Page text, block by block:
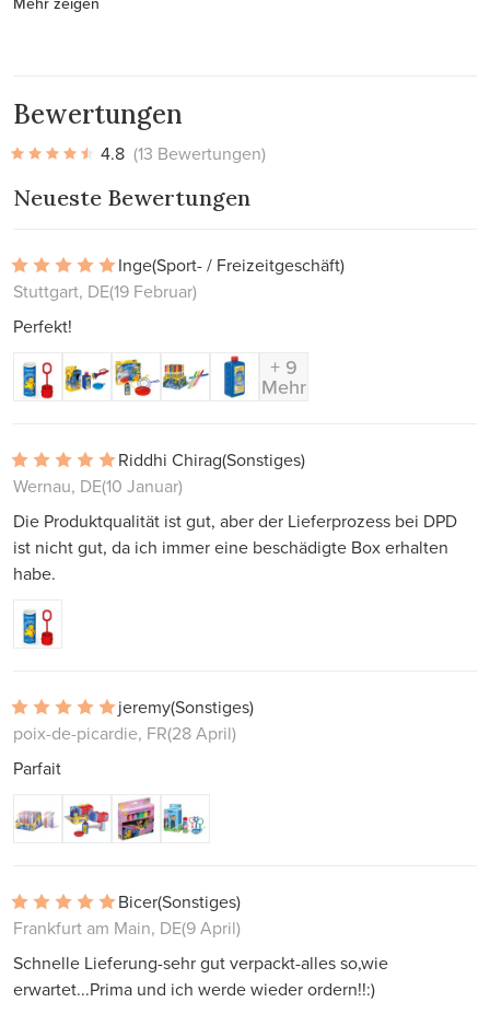
Bewertungen
4.8 (13 Bewertungen)
Neueste Bewertungen
Inge(Sport- / Freizeitgeschäft)
Stuttgart, DE(19 Februar)
Perfekt!
+ 9
Mehr
Riddhi Chirag(Sonstiges)
Wernau, DE(10 Januar)
Die Produktqualität ist gut, aber der Lieferprozess bei DPD
ist nicht gut, da ich immer eine beschädigte Box erhalten
habe.
jeremy(Sonstiges)
poix-de-picardie, FR(28 April)
Parfait
Bicer(Sonstiges)
Frankfurt am Main, DE(9 April)
Schnelle Lieferung-sehr gut verpackt-alles so,wie
erwartet...Prima und ich werde wieder ordern!!:)